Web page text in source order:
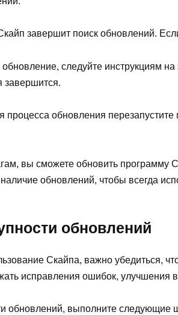
завершит поиск обновлений.
следуйте инструкциям
завершится.
процесса обновления
вы сможете обновить программу
обновлений, чтобы всегда
обновлений
Скайпа, важно убедиться,
исправления ошибок, улучшения
обновлений, выполните следующие